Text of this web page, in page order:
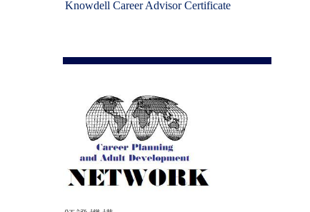
Knowdell Career Advisor Certificate